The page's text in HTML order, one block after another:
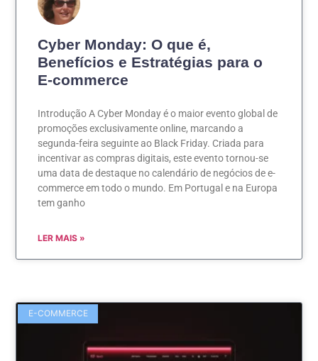
Cyber Monday: O que é,
Benefícios e Estratégias para o
E-commerce
Introdução A Cyber Monday é o maior evento global de
promoções exclusivamente online, marcando a
segunda-feira seguinte ao Black Friday. Criada para
incentivar as compras digitais, este evento tornou-se
uma data de destaque no calendário de negócios de e-
commerce em todo o mundo. Em Portugal e na Europa
tem ganho
LER MAIS »
E-COMMERCE